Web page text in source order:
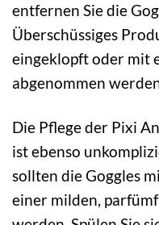
entfernen Sie die
Überschüssiges
eingeklopft oder mit
abgenommen
Die Pflege der Pixi
ist ebenso
sollten die Goggles
einer milden,